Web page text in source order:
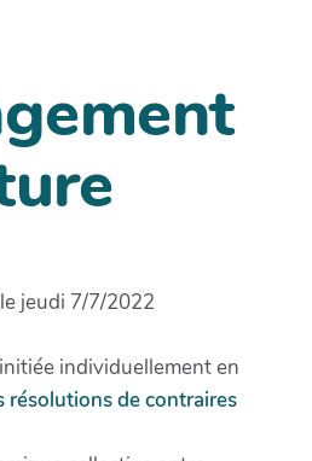
jeudi 7/7/2022
individuellement en
résolutions de contraires